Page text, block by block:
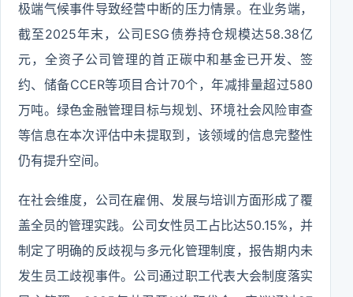
极端气候事件导致经营中断的压力情景。在业务端，
截至2025年末，公司ESG债券持仓规模达58.38亿
元，全资子公司管理的首正碳中和基金已开发、签
约、储备CCER等项目合计70个，年减排量超过580
万吨。绿色金融管理目标与规划、环境社会风险审查
等信息在本次评估中未提取到，该领域的信息完整性
仍有提升空间。
在社会维度，公司在雇佣、发展与培训方面形成了覆
盖全员的管理实践。公司女性员工占比达50.15%，并
制定了明确的反歧视与多元化管理制度，报告期内未
发生员工歧视事件。公司通过职工代表大会制度落实